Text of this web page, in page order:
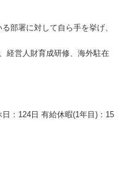
部署に対して自ら手を挙げ、
経営人財育成研修、海外駐在
：124日 有給休暇(1年目)：15